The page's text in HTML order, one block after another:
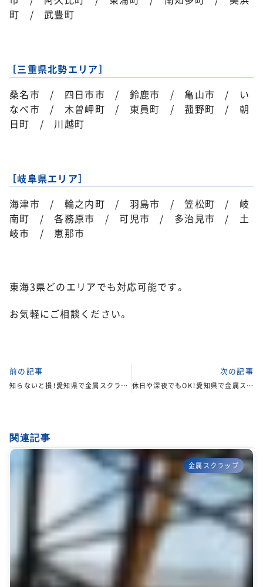
町 / 武豊町
［三重県北勢エリア］
桑名市 / 四日市市 / 鈴鹿市 / 亀山市 / い
なべ市 / 木曽岬町 / 東員町 / 菰野町 / 朝
日町 / 川越町
［岐阜県エリア］
海津市 / 輪之内町 / 羽島市 / 笠松町 / 岐
南町 / 各務原市 / 可児市 / 多治見市 / 土
岐市 / 恵那市
東海3県どのエリアでも対応可能です。
お気軽にご相談ください。
前の記事
知らないと損！愛知県で金属スクラップを売る前に確認すべき注意点
次の記事
休日や深夜でもOK！愛知県で金属スクラップを引き取ってくれる業者を見つける方法
関連記事
金属スクラップ